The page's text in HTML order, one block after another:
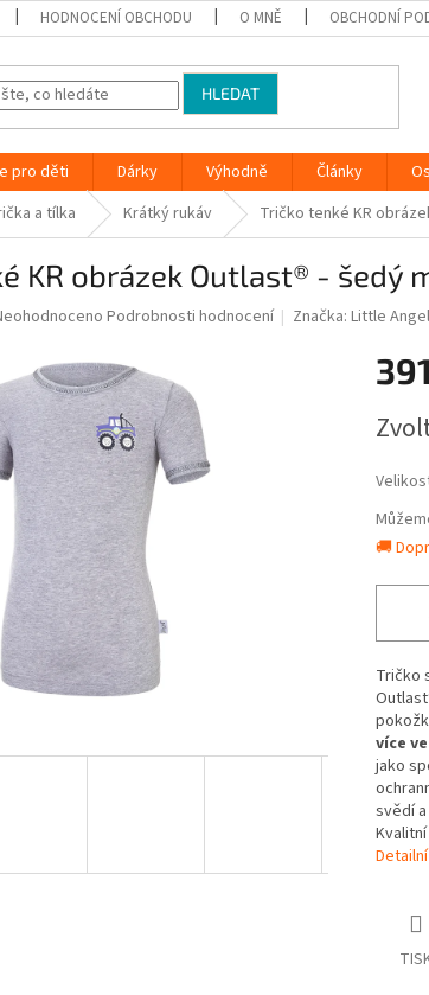
HODNOCENÍ OBCHODU O MNĚ OBCHODNÍ
HLEDAT
pro děti Dárky Výhodně Články
a tílka Krátký rukáv Tričko tenké KR
KR obrázek Outlast® - šedý
produktu
Podrobnosti hodnocení Značka:Little Angel
cena:
🚚
Tričko
více
jako
svědí